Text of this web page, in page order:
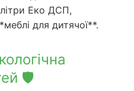
Еко ДСП,
для дитячої**.
🛡️